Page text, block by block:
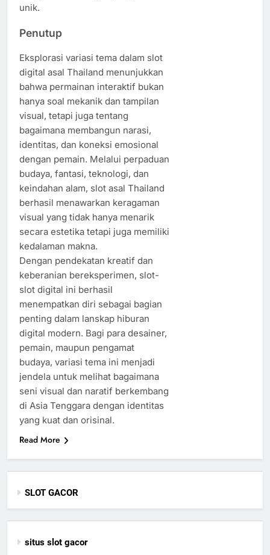
unik.
Penutup
Eksplorasi variasi tema dalam slot
digital asal Thailand menunjukkan
bahwa permainan interaktif bukan
hanya soal mekanik dan tampilan
visual, tetapi juga tentang
bagaimana membangun narasi,
identitas, dan koneksi emosional
dengan pemain. Melalui perpaduan
budaya, fantasi, teknologi, dan
keindahan alam, slot asal Thailand
berhasil menawarkan keragaman
visual yang tidak hanya menarik
secara estetika tetapi juga memiliki
kedalaman makna.
Dengan pendekatan kreatif dan
keberanian bereksperimen, slot-
slot digital ini berhasil
menempatkan diri sebagai bagian
penting dalam lanskap hiburan
digital modern. Bagi para desainer,
pemain, maupun pengamat
budaya, variasi tema ini menjadi
jendela untuk melihat bagaimana
seni visual dan naratif berkembang
di Asia Tenggara dengan identitas
yang kuat dan orisinal.
Read More
SLOT GACOR
situs slot gacor